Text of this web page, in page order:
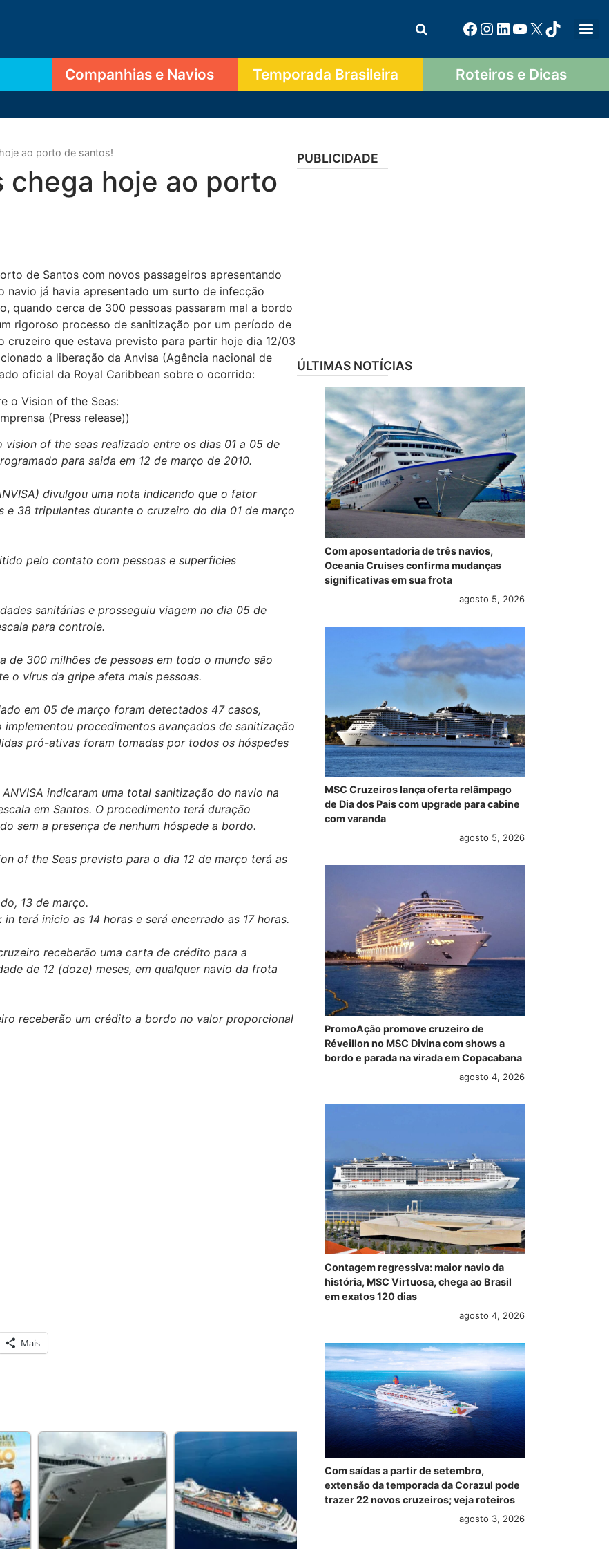
Companhias e Navios Temporada Brasileira Roteiros e Dicas
ao porto de santos!
chega hoje ao porto
de Santos com novos passageiros apresentando
navio já havia apresentado um surto de infecção
quando cerca de 300 pessoas passaram mal a bordo
rigoroso processo de sanitização por um período de
cruzeiro que estava previsto para partir hoje dia 12/03
a liberação da Anvisa (Agência nacional de
oficial da Royal Caribbean sobre o ocorrido:
o Vision of the Seas:
(Press release))
of the seas realizado entre os dias 01 a 05 de
para saida em 12 de março de 2010.
divulgou uma nota indicando que o fator
e 38 tripulantes durante o cruzeiro do dia 01 de março
pelo contato com pessoas e superficies
sanitárias e prosseguiu viagem no dia 05 de
para controle.
de 300 milhões de pessoas em todo o mundo são
o vírus da gripe afeta mais pessoas.
em 05 de março foram detectados 47 casos,
procedimentos avançados de sanitização
pró-ativas foram tomadas por todos os hóspedes
indicaram uma total sanitização do navio na
em Santos. O procedimento terá duração
sem a presença de nenhum hóspede a bordo.
of the Seas previsto para o dia 12 de março terá as
13 de março.
terá inicio as 14 horas e será encerrado as 17 horas.
receberão uma carta de crédito para a
de 12 (doze) meses, em qualquer navio da frota
receberão um crédito a bordo no valor proporcional
Mais
PUBLICIDADE
ÚLTIMAS NOTÍCIAS
Com aposentadoria de três navios,
Oceania Cruises confirma mudanças
significativas em sua frota
agosto 5, 2026
MSC Cruzeiros lança oferta relâmpago
de Dia dos Pais com upgrade para cabine
com varanda
agosto 5, 2026
PromoAção promove cruzeiro de
Réveillon no MSC Divina com shows a
bordo e parada na virada em Copacabana
agosto 4, 2026
Contagem regressiva: maior navio da
história, MSC Virtuosa, chega ao Brasil
em exatos 120 dias
agosto 4, 2026
Com saídas a partir de setembro,
extensão da temporada da Corazul pode
trazer 22 novos cruzeiros; veja roteiros
agosto 3, 2026